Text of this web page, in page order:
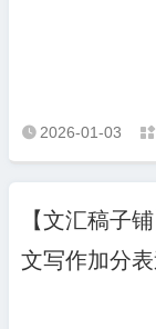
 2026-01-03 
【文汇稿子
文写作加分